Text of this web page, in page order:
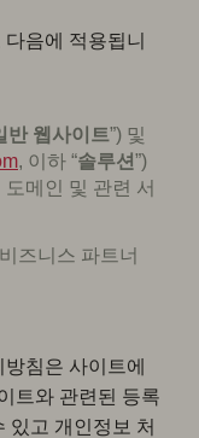
음에 적용됩니
반 웹사이트”) 및
, 이하 “솔루션”)
도메인 및 관련 서
즈니스 파트너
침은 사이트에
트와 관련된 등록
있고 개인정보 처